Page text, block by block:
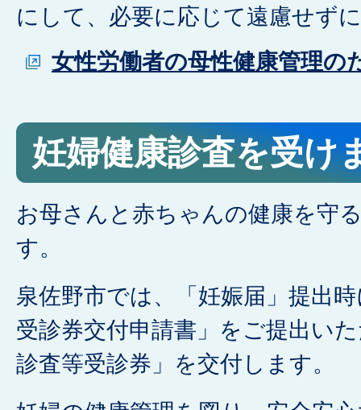
にして、必要に応じて遠慮せず
女性労働者の母性健康管理の
妊婦健康診査を受け
お母さんと赤ちゃんの健康を守
す。
泉佐野市では、「妊娠届」提出
受診券交付申請書」をご提出い
診査等受診券」を交付します。